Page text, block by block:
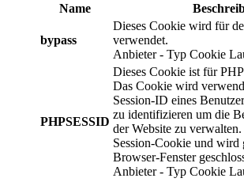
Name
bypass
Dieses Cookie wird für
verwendet.
Anbieter - Typ Cookie
PHPSESSID
Dieses Cookie ist für
Das Cookie wird
Session-ID eines
zu identifizieren um die
der Website zu
Session-Cookie und wird
Browser-Fenster
Anbieter - Typ Cookie